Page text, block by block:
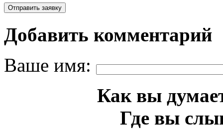
Добавить комментарий
Ваше имя:
Как вы
Где вы